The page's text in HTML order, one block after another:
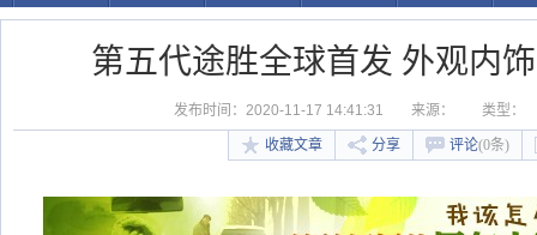
第五代途胜全球首发 外观内
发布时间：2020-11-17 14:41:31 来源： 类型：
收藏文章 分享 评论(0条)